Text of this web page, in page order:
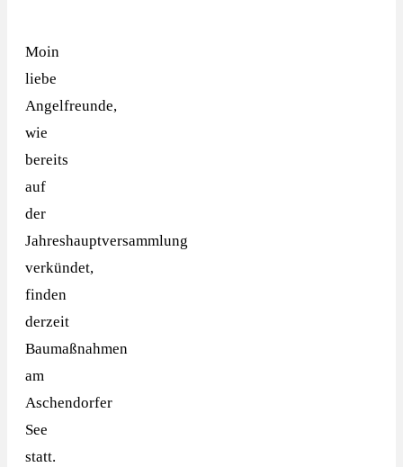
Moin
liebe
Angelfreunde,
wie
bereits
auf
der
Jahreshauptversammlung
verkündet,
finden
derzeit
Baumaßnahmen
am
Aschendorfer
See
statt.